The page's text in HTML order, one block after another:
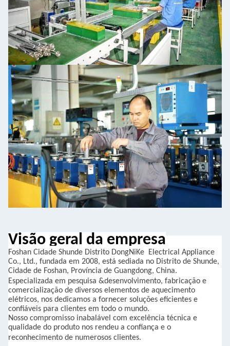
Visão geral da empresa
Foshan Cidade Shunde Distrito DongNiKe
Electrical Appliance
Co., Ltd., fundada em 2008, está sediada no Distrito de Shunde,
Cidade de Foshan, Província de Guangdong, China.
Especializada em pesquisa &desenvolvimento, fabricação e
comercialização de diversos elementos de aquecimento
elétricos, nos dedicamos a fornecer soluções eficientes e
confiáveis para clientes em todo o mundo.
Nosso compromisso inabalável com excelência técnica e
qualidade do produto nos rendeu a confiança e o
reconhecimento de numerosos clientes.